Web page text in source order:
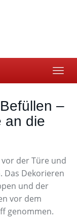
–
an die
der Türe und
Das Dekorieren
und der
vor dem
genommen.